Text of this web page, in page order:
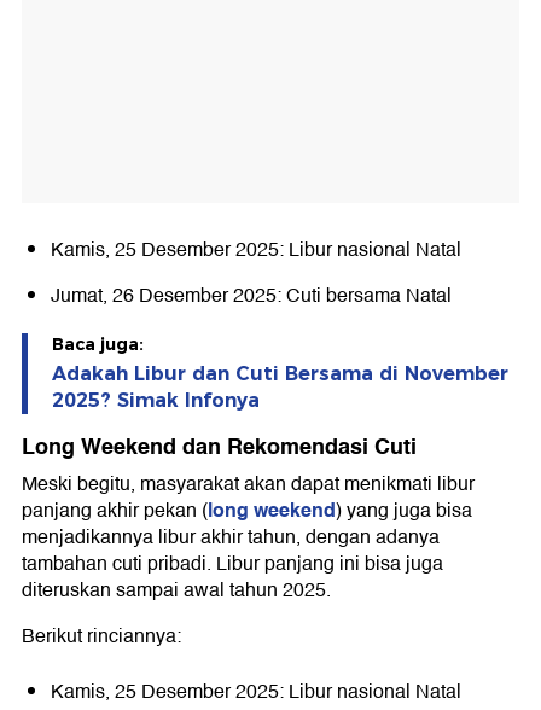
Kamis, 25 Desember 2025: Libur nasional Natal
Jumat, 26 Desember 2025: Cuti bersama Natal
Baca juga:
Adakah Libur dan Cuti Bersama di November
2025? Simak Infonya
Long Weekend dan Rekomendasi Cuti
Meski begitu, masyarakat akan dapat menikmati libur
panjang akhir pekan (long weekend) yang juga bisa
menjadikannya libur akhir tahun, dengan adanya
tambahan cuti pribadi. Libur panjang ini bisa juga
diteruskan sampai awal tahun 2025.
Berikut rinciannya:
Kamis, 25 Desember 2025: Libur nasional Natal